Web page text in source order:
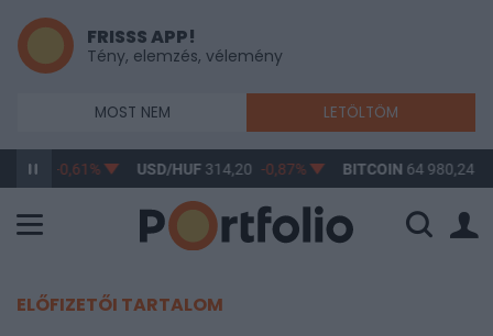
FRISSS APP!
Tény, elemzés, vélemény
MOST NEM LETÖLTÖM
-0,61% USD/HUF314,20 -0,87% BITCOIN 64 980,24
ELŐFIZETŐI TARTALOM